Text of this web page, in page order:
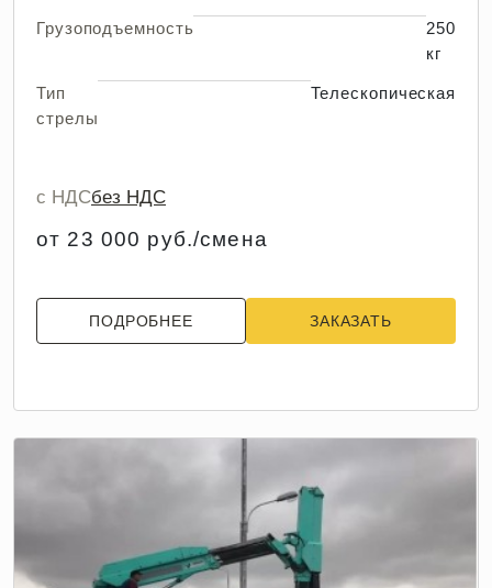
Грузоподъемность
250
кг
Тип
стрелы
Телескопическая
с НДСбез НДС
от 23 000 руб./смена
ПОДРОБНЕЕ ЗАКАЗАТЬ